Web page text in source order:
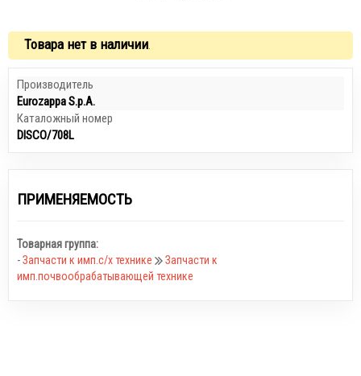
Товара нет в наличии
Производитель
Eurozappa S.p.A.
Каталожный номер
DISCO/708L
ПРИМЕНЯЕМОСТЬ
Товарная группа:
-Запчасти к имп.с/х технике
Запчасти к
имп.почвообрабатывающей технике